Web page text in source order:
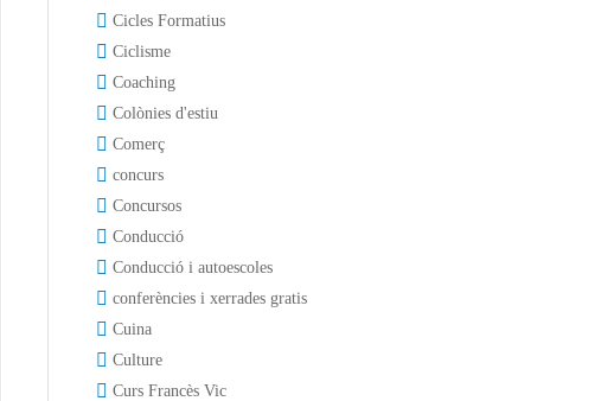
Cicles Formatius
Ciclisme
Coaching
Colònies d'estiu
Comerç
concurs
Concursos
Conducció
Conducció i autoescoles
conferències i xerrades gratis
Cuina
Culture
Curs Francès Vic